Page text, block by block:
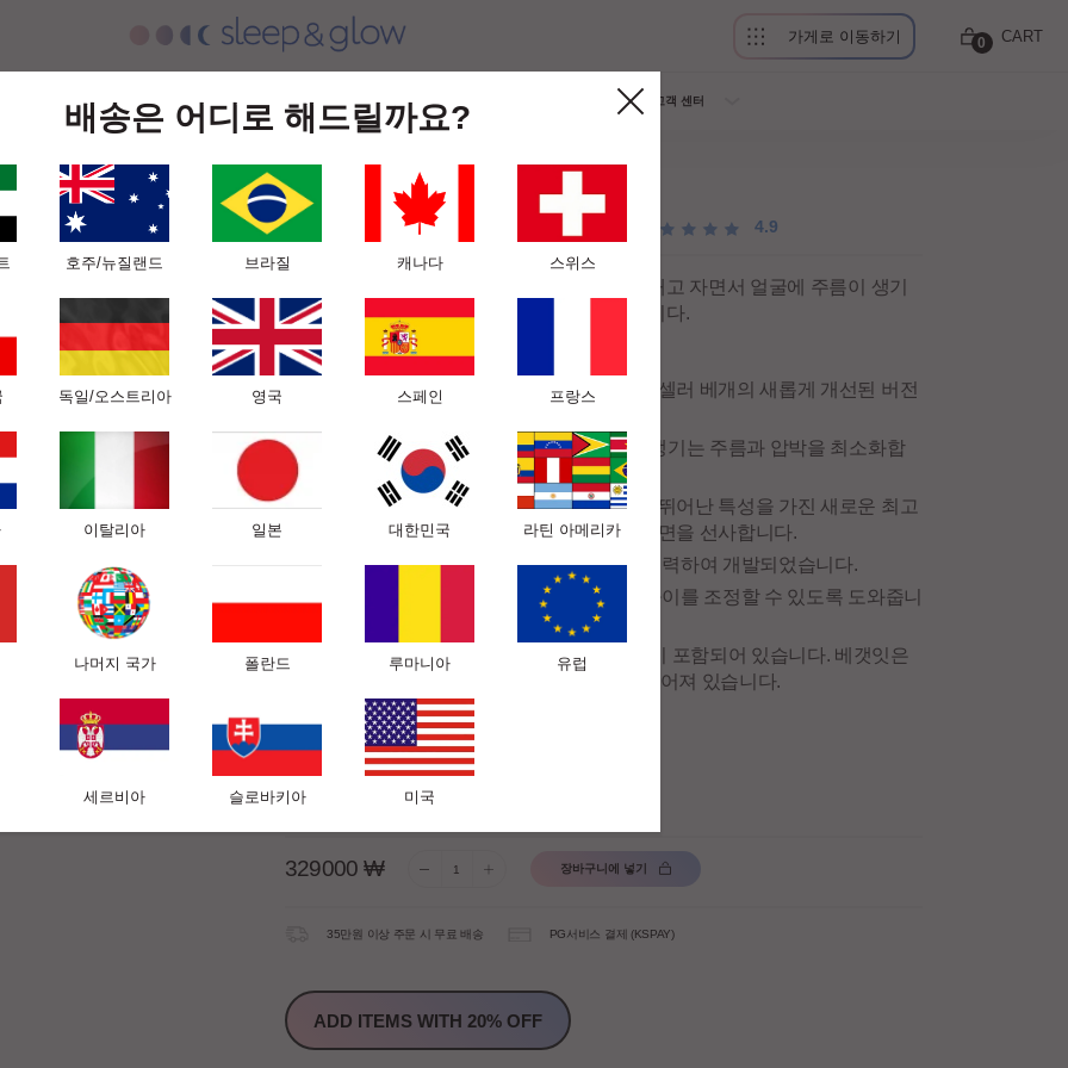
가게로 이동하기 CART
0
슬립앤글로우 실크 컬렉션 당사의 과학 고객 센터
옴니아 베개와 베갯잇 4.9
옴니아 베개를 사용하며 옆으로 눕거나 등을 대고 자면서 얼굴에 주름이 생기
는것을 방지합니다. 베개 높이 조절이 가능합니다.
수면 주름과 아침 붓기를 방지합니다.
혁신적인 특허 베개 옴니아: 클래식 베스트셀러 베개의 새롭게 개선된 버전
새로운 인체 공학적 3D 디자인은 수면 시 생기는 주름과 압박을 최소화합
엑스트라 컴포트 소재는 한층 더 적응력이 뛰어난 특성을 가진 새로운 최고
급 폼으로 머리와 목을 받쳐주어 최고의 숙면을 선사합니다.
미용사, 정형외과 의사 및 수면 전문가와 협력하여 개발되었습니다.
추가 폼 레이어는 개인 취향에 맞게 베개 높이를 조정할 수 있도록 도와줍니
정품 맞춤형 슬립앤글로우 옴니아 베갯잇이 포함되어 있습니다. 베갯잇은
100 % 텐셀 (천연 유칼립투스 섬유)로 만들어져 있습니다.
수면 체험 20일 후 환불 가능합니다.
5 영업일 안에 배송해 드립니다.
특성 및 크기 결제 및 배송
329000 ₩ 장바구니에 넣기
35만원 이상 주문 시 무료 배송 PG서비스 결제 (KSPAY)
ADD ITEMS WITH 20% OFF
배송은 어디로 해드릴까요?
호주/뉴질랜드 브라질 캐나다 스위스
독일/오스트리아 영국 스페인 프랑스
이탈리아 일본 대한민국 라틴 아메리카
나머지 국가 폴란드 루마니아 유럽
세르비아 슬로바키아 미국